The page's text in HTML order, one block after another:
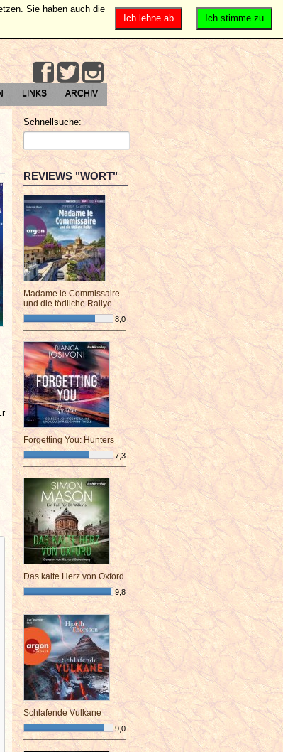
LINKS ARCHIV
Schnellsuche:
REVIEWS "WORT"
Madame le Commissaire
und die tödliche Rallye
8,0
¯¯¯¯¯¯¯¯¯¯¯¯¯¯¯¯¯¯¯¯¯¯¯¯
Forgetting You: Hunters
7,3
¯¯¯¯¯¯¯¯¯¯¯¯¯¯¯¯¯¯¯¯¯¯¯¯
Das kalte Herz von Oxford
9,8
¯¯¯¯¯¯¯¯¯¯¯¯¯¯¯¯¯¯¯¯¯¯¯¯
Schlafende Vulkane
9,0
¯¯¯¯¯¯¯¯¯¯¯¯¯¯¯¯¯¯¯¯¯¯¯¯
Ich stimme zu
Ich lehne ab
Sie haben auch die